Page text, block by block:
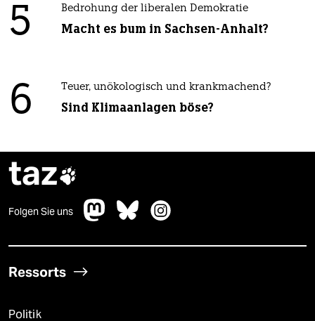
5 Bedrohung der liberalen Demokratie
Macht es bum in Sachsen-Anhalt?
6 Teuer, unökologisch und krankmachend?
Sind Klimaanlagen böse?
taz
Folgen Sie uns
Ressorts
Politik